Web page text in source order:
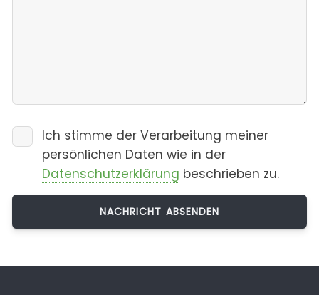
Ich stimme der Verarbeitung meiner
persönlichen Daten wie in der
Datenschutzerklärung beschrieben zu.